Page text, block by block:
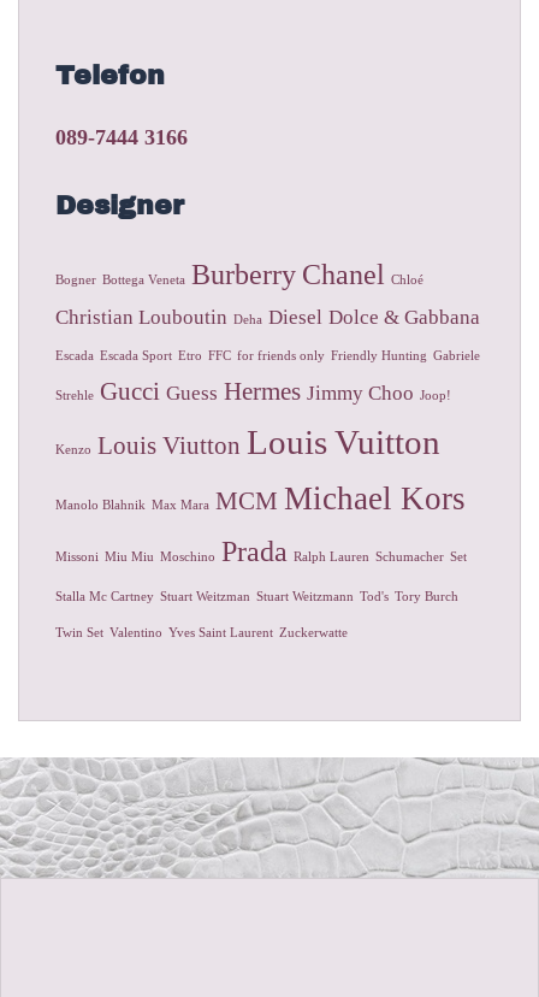
Telefon
089-7444 3166
Designer
Bogner Bottega Veneta Burberry Chanel Chloé
Christian Louboutin Deha Diesel Dolce & Gabbana
Escada Escada Sport Etro FFC for friends only Friendly Hunting Gabriele
Strehle Gucci Guess Hermes Jimmy Choo Joop!
Kenzo Louis Viutton Louis Vuitton
Manolo Blahnik Max Mara MCM Michael Kors
Missoni Miu Miu Moschino Prada Ralph Lauren Schumacher Set
Stalla Mc Cartney Stuart Weitzman Stuart Weitzmann Tod's Tory Burch
Twin Set Valentino Yves Saint Laurent Zuckerwatte